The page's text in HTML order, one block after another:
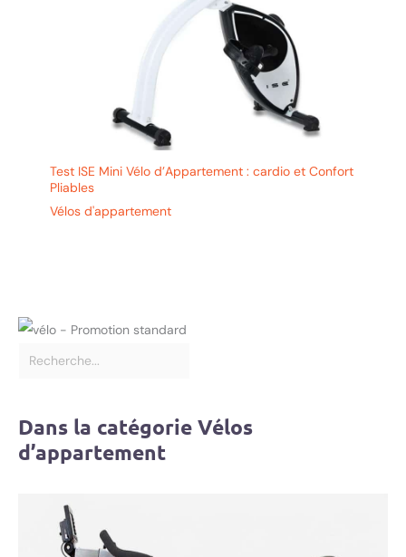
𝘾𝙃𝘼𝙊𝙆𝙀: CHAOKE
s’engage à offrir à ses
clients des produits de
qualité et un service
irréprochable. Nous
proposons une garantie
de cinq ans. Pour toute
nous contacter, notre
service client
Test ISE Mini Vélo d’Appartement : cardio et Confort
Pliables
Vélos d'appartement
Dans la catégorie Vélos
d’appartement